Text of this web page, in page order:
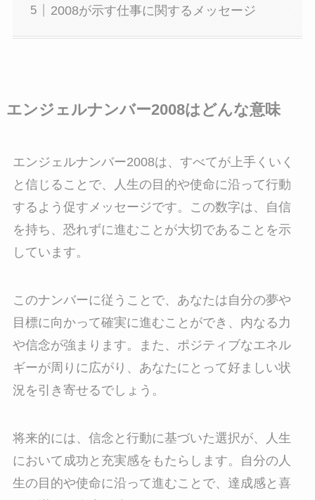
2008が示す仕事に関するメッセージ
エンジェルナンバー2008はどんな意味
エンジェルナンバー2008は、すべてが上手くいく
と信じることで、人生の目的や使命に沿って行動
するよう促すメッセージです。この数字は、自信
を持ち、恐れずに進むことが大切であることを示
しています。
このナンバーに従うことで、あなたは自分の夢や
目標に向かって確実に進むことができ、内なる力
や信念が強まります。また、ポジティブなエネル
ギーが周りに広がり、あなたにとって好ましい状
況を引き寄せるでしょう。
将来的には、信念と行動に基づいた選択が、人生
において成功と充実感をもたらします。自分の人
生の目的や使命に沿って進むことで、達成感と喜